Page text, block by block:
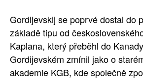
Gordijevskij se poprvé dostal do
základě tipu od
Kaplana, který přeběhl do
Gordijevském zmínil jako o
akademie KGB, kde společně